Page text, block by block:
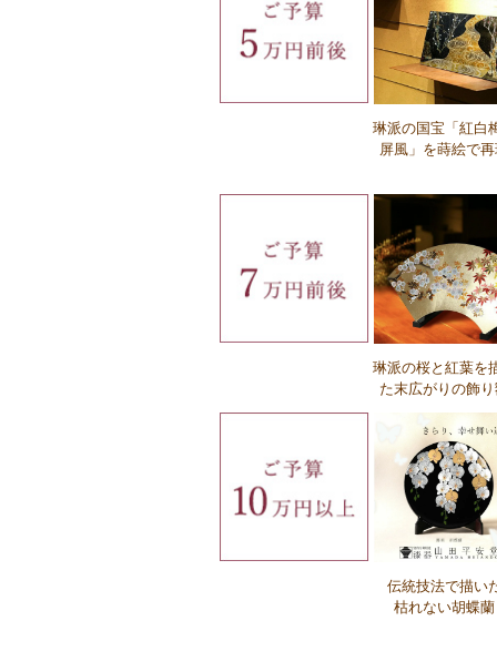
Ｑ：名入れの種類の違いを教えてくだ
Ｑ：名入れの費用はいくらですか？
Ｑ：名入れにかかる時間はどれぐらいで
か？
Ｑ：名入れの注文方法を教えてください
Ｑ：企業ロゴの注文方法を教えてくだ
琳派の国宝「紅白
屏風」を蒔絵で
琳派の桜と紅葉を
た末広がりの飾
伝統技法で描い
枯れない胡蝶蘭